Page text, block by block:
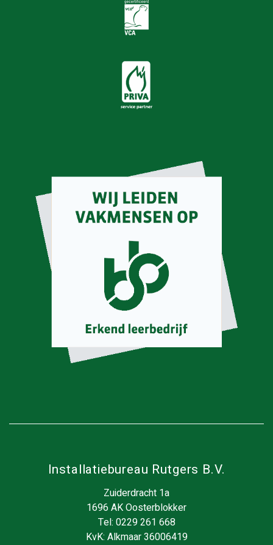
Installatiebureau Rutgers B.V.
Zuiderdracht 1a
1696 AK Oosterblokker
Tel: 0229 261 668
KvK: Alkmaar 36006419